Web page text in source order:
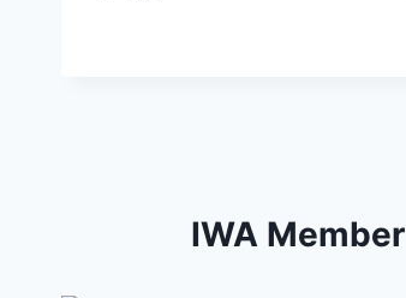
IWA Member